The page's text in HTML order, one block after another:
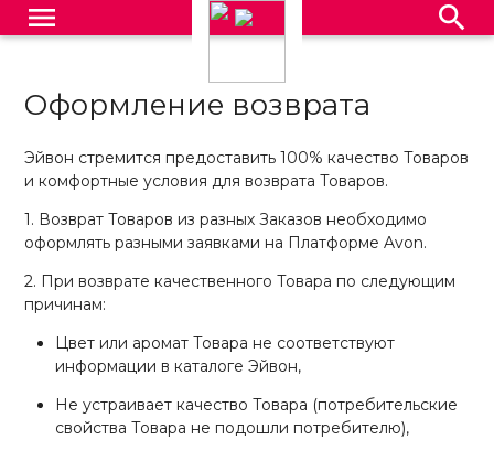
menu search
Оформление возврата
Эйвон стремится предоставить 100% качество Товаров
и комфортные условия для возврата Товаров.
1. Возврат Товаров из разных Заказов необходимо
оформлять разными заявками на ПлатформеAvon.
2. При возврате качественного Товара по следующим
причинам:
Цвет или аромат Товара не соответствуют
информации в каталоге Эйвон,
Не устраивает качество Товара (потребительские
свойства Товара не подошли потребителю),